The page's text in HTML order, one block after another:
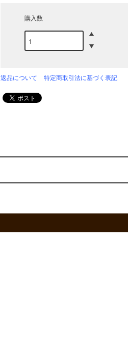
購入数
返品について 特定商取引法に基づく表記